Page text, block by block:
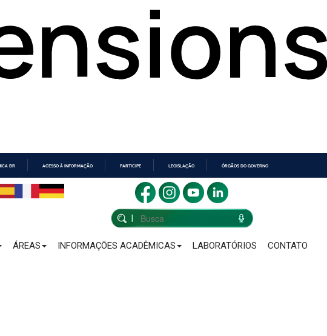
BR ACESSO À INFORMAÇÃO PARTICIPE LEGISLAÇÃO ÓRGÃOS DO GOVERNO
ÁREAS INFORMAÇÕES ACADÊMICAS LABORATÓRIOS CONTATO